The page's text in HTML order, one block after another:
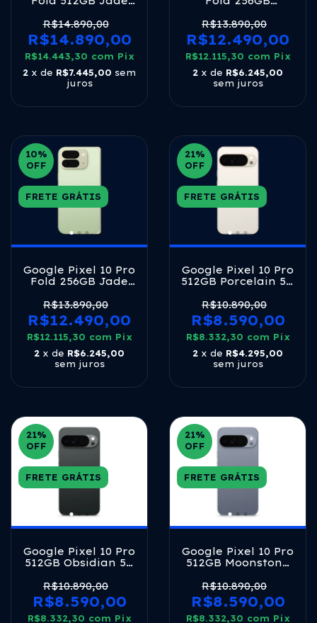
RAM 8" + 6,4" OLED
120Hz
R$14.890,00
R$14.890,00
R$14.443,30 com Pix
2 x de R$7.445,00 sem
juros
Tensor G5 16GB
RAM 8" + 6,4" OLED
120Hz
R$13.890,00
R$12.490,00
R$12.115,30 com Pix
2 x de R$6.245,00
sem juros
10%
OFF
FRETE GRÁTIS
Google Pixel 10 Pro
Fold 256GB Jade
RAM 8" + 6,4" OLED
120Hz
R$13.890,00
R$12.490,00
R$12.115,30 com Pix
2 x de R$6.245,00
sem juros
21%
OFF
FRETE GRÁTIS
Google Pixel 10 Pro
512GB Porcelain 5G
RAM 6,3" LTPO
OLED 120Hz
R$10.890,00
R$8.590,00
R$8.332,30 com Pix
2 x de R$4.295,00
sem juros
21%
OFF
FRETE GRÁTIS
Google Pixel 10 Pro
512GB Obsidian 5G
RAM 6,3" LTPO
OLED 120Hz
R$10.890,00
R$8.590,00
R$8.332,30 com Pix
21%
OFF
FRETE GRÁTIS
Google Pixel 10 Pro
512GB Moonstone
RAM 6,3" LTPO
OLED 120Hz
R$10.890,00
R$8.590,00
R$8.332,30 com Pix